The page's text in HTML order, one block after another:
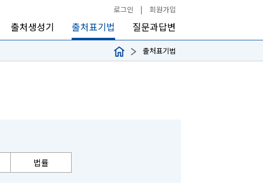
로그인 | 회원가입
출처생성기 출처표기법 질문과답변
출처표기법
법률